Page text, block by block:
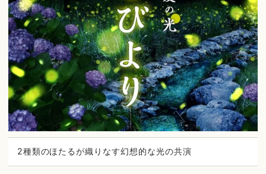
2種類のほたるが織りなす幻想的な光の共演